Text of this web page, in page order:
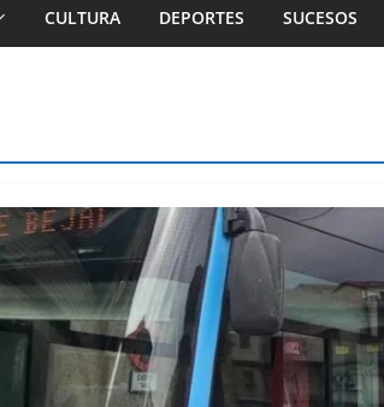
CULTURA DEPORTES SUCESOS